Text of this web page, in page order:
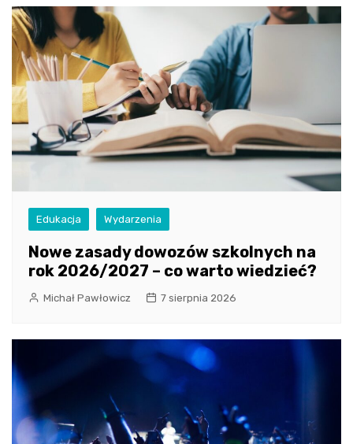
Edukacja Wydarzenia
Nowe zasady dowozów szkolnych na
rok 2026/2027 – co warto wiedzieć?
Michał Pawłowicz 7 sierpnia 2026